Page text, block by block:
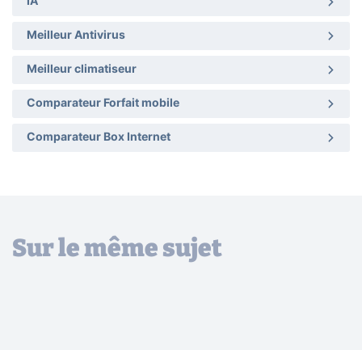
Meilleur Antivirus
Meilleur climatiseur
Comparateur Forfait mobile
Comparateur Box Internet
Sur le même sujet